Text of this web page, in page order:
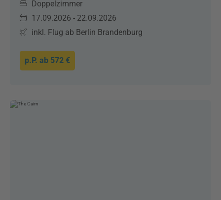
Doppelzimmer
17.09.2026 - 22.09.2026
inkl. Flug ab Berlin Brandenburg
p.P. ab 572 €